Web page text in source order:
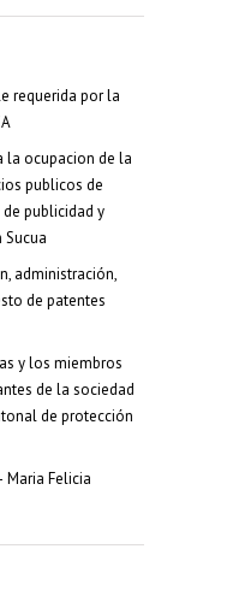
requerida por la
la ocupacion de la
publicos de
publicidad y
administración,
de patentes
y los miembros
de la sociedad
de protección
Felicia